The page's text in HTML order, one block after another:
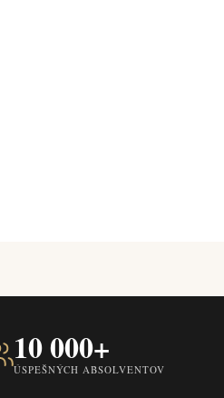
10 000+
ÚSPEŠNÝCH ABSOLVENTOV